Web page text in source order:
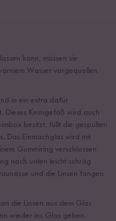
kann, müssen sie
Wasser vorgequollen
in ein extra dafür
Dieses Keimgefäß wird auch
besitzt, füllt die gespülten
Das Einmachglas wird mit
Gummiring verschlossen
nach unten leicht schräg
und die Linsen fangen
die Linsen aus dem Glas
wieder ins Glas geben.